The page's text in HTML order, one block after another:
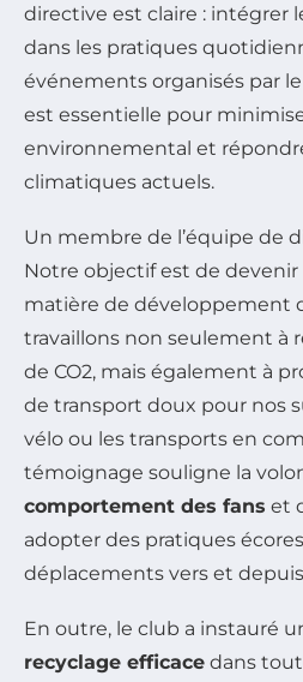
directive est claire : intégrer
dans les pratiques
événements organisés par
est essentielle pour
environnemental et
climatiques actuels.
Un membre de l’équipe de
Notre objectif est de
matière de développement
travaillons non seulement à
de CO2, mais également à
de transport doux pour nos
vélo ou les transports en
témoignage souligne la
comportement des fans et
adopter des pratiques
déplacements vers et
En outre, le club a instauré
recyclage efficace dans